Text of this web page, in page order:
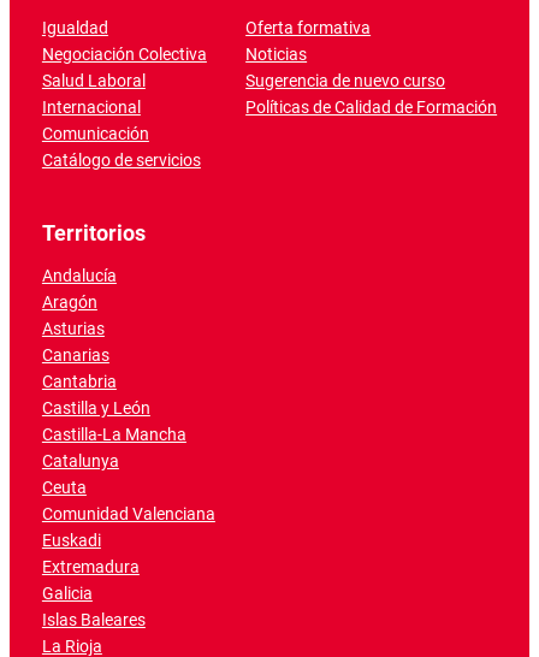
Igualdad
Negociación Colectiva
Salud Laboral
Internacional
Comunicación
Catálogo de servicios
Oferta formativa
Noticias
Sugerencia de nuevo curso
Políticas de Calidad de Formación
Territorios
Andalucía
Aragón
Asturias
Canarias
Cantabria
Castilla y León
Castilla-La Mancha
Catalunya
Ceuta
Comunidad Valenciana
Euskadi
Extremadura
Galicia
Islas Baleares
La Rioja